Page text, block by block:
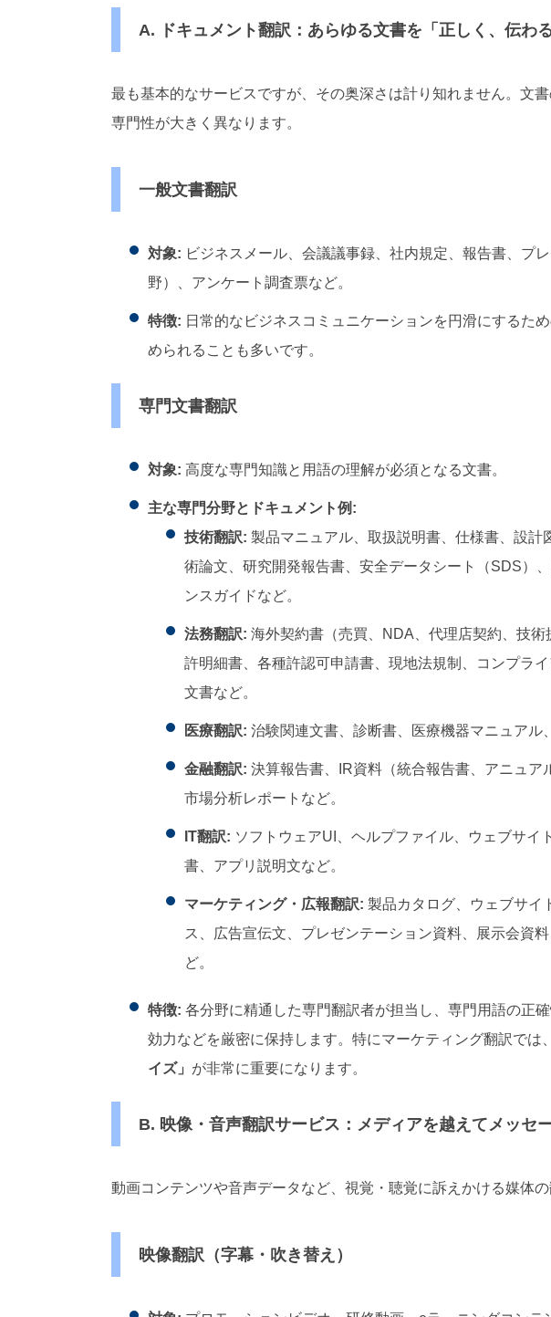
A. ドキュメント翻訳：あらゆる文書を「正しく、伝わ
最も基本的なサービスですが、その奥深さは計り知れません。文
専門性が大きく異なります。
一般文書翻訳
対象: ビジネスメール、会議議事録、社内規定、報告書、プ
野）、アンケート調査票など。
特徴: 日常的なビジネスコミュニケーションを円滑にするた
められることも多いです。
専門文書翻訳
対象: 高度な専門知識と用語の理解が必須となる文書。
主な専門分野とドキュメント例:
技術翻訳: 製品マニュアル、取扱説明書、仕様書、設計
術論文、研究開発報告書、安全データシート（SDS）
ンスガイドなど。
法務翻訳: 海外契約書（売買、NDA、代理店契約、技
許明細書、各種許認可申請書、現地法規制、コンプラ
文書など。
医療翻訳: 治験関連文書、診断書、医療機器マニュアル
金融翻訳: 決算報告書、IR資料（統合報告書、アニュア
市場分析レポートなど。
IT翻訳: ソフトウェアUI、ヘルプファイル、ウェブサイ
書、アプリ説明文など。
マーケティング・広報翻訳: 製品カタログ、ウェブサイ
ス、広告宣伝文、プレゼンテーション資料、展示会資
ど。
特徴: 各分野に精通した専門翻訳者が担当し、専門用語の正
効力などを厳密に保持します。特にマーケティング翻訳では
イズ」 が非常に重要になります。
B. 映像・音声翻訳サービス：メディアを越えてメッセ
動画コンテンツや音声データなど、視覚・聴覚に訴えかける媒体の
映像翻訳（字幕・吹き替え）